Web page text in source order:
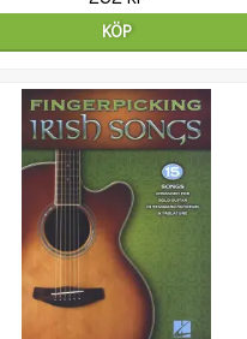
KÖP